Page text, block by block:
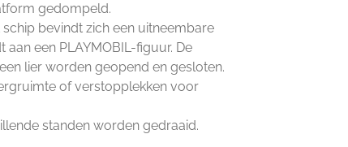
gedompeld.
schip bevindt zich een uitneembare
een PLAYMOBIL-figuur. De
lier worden geopend en gesloten.
of verstopplekken voor
standen worden gedraaid.